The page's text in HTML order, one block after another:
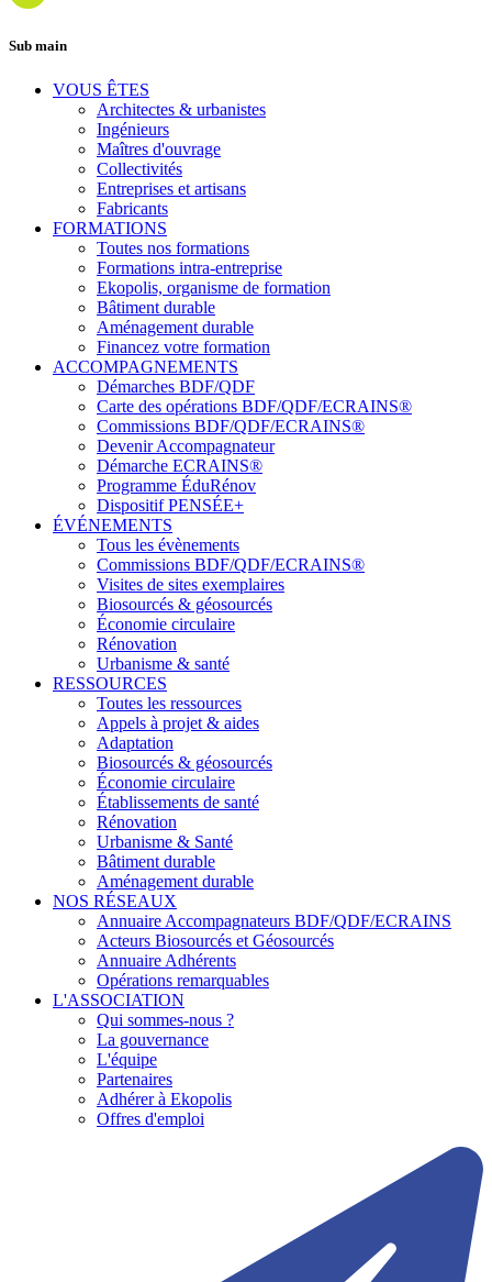
Sub main
VOUS ÊTES
Architectes & urbanistes
Ingénieurs
Maîtres d'ouvrage
Collectivités
Entreprises et artisans
Fabricants
FORMATIONS
Toutes nos formations
Formations intra-entreprise
Ekopolis, organisme de formation
Bâtiment durable
Aménagement durable
Financez votre formation
ACCOMPAGNEMENTS
Démarches BDF/QDF
Carte des opérations BDF/QDF/ECRAINS®
Commissions BDF/QDF/ECRAINS®
Devenir Accompagnateur
Démarche ECRAINS®
Programme ÉduRénov
Dispositif PENSÉE+
ÉVÉNEMENTS
Tous les évènements
Commissions BDF/QDF/ECRAINS®
Visites de sites exemplaires
Biosourcés & géosourcés
Économie circulaire
Rénovation
Urbanisme & santé
RESSOURCES
Toutes les ressources
Appels à projet & aides
Adaptation
Biosourcés & géosourcés
Économie circulaire
Établissements de santé
Rénovation
Urbanisme & Santé
Bâtiment durable
Aménagement durable
NOS RÉSEAUX
Annuaire Accompagnateurs BDF/QDF/ECRAINS
Acteurs Biosourcés et Géosourcés
Annuaire Adhérents
Opérations remarquables
L'ASSOCIATION
Qui sommes-nous ?
La gouvernance
L'équipe
Partenaires
Adhérer à Ekopolis
Offres d'emploi